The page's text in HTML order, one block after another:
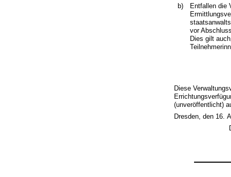
b)
Entfallen die
vor
Dies gilt
Diese
(unveröffentlicht)
Dresden, den 16.